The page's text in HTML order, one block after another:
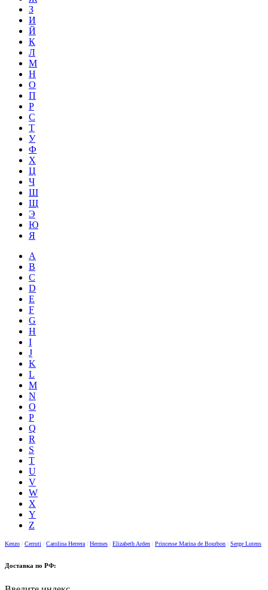
З
И
Й
К
Л
М
Н
О
П
Р
С
Т
У
Ф
Х
Ц
Ч
Ш
Щ
Э
Ю
Я
A
B
C
D
E
F
G
H
I
J
K
L
M
N
O
P
Q
R
S
T
U
V
W
X
Y
Z
Kenzo Cerruti Carolina Herrera Hermes Elizabeth Arden Princesse Marina de Bourbon Serge Lutens
Доставка по РФ: